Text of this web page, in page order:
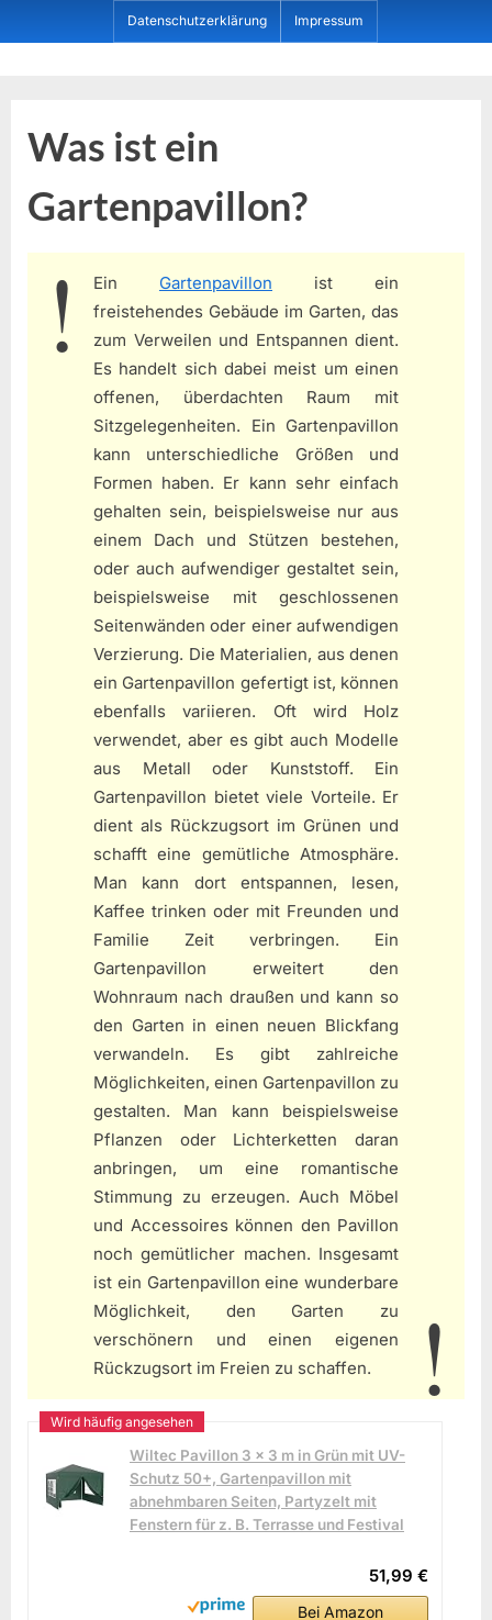
to
Datenschutzerklärung Impressum
Was ist ein
Gartenpavillon?
Ein Gartenpavillon ist ein
freistehendes Gebäude im Garten, das
zum Verweilen und Entspannen dient.
Es handelt sich dabei meist um einen
offenen, überdachten Raum mit
Sitzgelegenheiten. Ein Gartenpavillon
kann unterschiedliche Größen und
Formen haben. Er kann sehr einfach
gehalten sein, beispielsweise nur aus
einem Dach und Stützen bestehen,
oder auch aufwendiger gestaltet sein,
beispielsweise mit geschlossenen
Seitenwänden oder einer aufwendigen
Verzierung. Die Materialien, aus denen
ein Gartenpavillon gefertigt ist, können
ebenfalls variieren. Oft wird Holz
verwendet, aber es gibt auch Modelle
aus Metall oder Kunststoff. Ein
Gartenpavillon bietet viele Vorteile. Er
dient als Rückzugsort im Grünen und
schafft eine gemütliche Atmosphäre.
Man kann dort entspannen, lesen,
Kaffee trinken oder mit Freunden und
Familie Zeit verbringen. Ein
Gartenpavillon erweitert den
Wohnraum nach draußen und kann so
den Garten in einen neuen Blickfang
verwandeln. Es gibt zahlreiche
Möglichkeiten, einen Gartenpavillon zu
gestalten. Man kann beispielsweise
Pflanzen oder Lichterketten daran
anbringen, um eine romantische
Stimmung zu erzeugen. Auch Möbel
und Accessoires können den Pavillon
noch gemütlicher machen. Insgesamt
ist ein Gartenpavillon eine wunderbare
Möglichkeit, den Garten zu
verschönern und einen eigenen
Rückzugsort im Freien zu schaffen.
Wiltec Pavillon 3 x 3 m in Grün mit UV-
Schutz 50+, Gartenpavillon mit
abnehmbaren Seiten, Partyzelt mit
Fenstern für z. B. Terrasse und Festival
51,99 €
Bei Amazon